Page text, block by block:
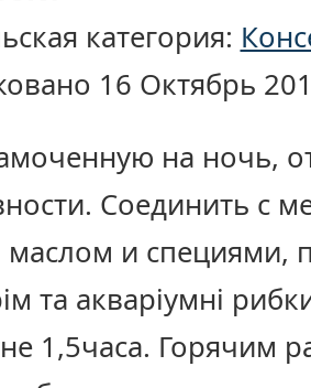
категория:
16 Октябрь
на ночь,
Соединить с
и специями,
та акваріумні
1,5часа. Горячим